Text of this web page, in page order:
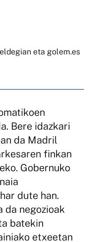
eta golem.es
Bere idazkari
da Madril
finkan
Gobernuko
dute han.
da negozioak
batekin
etxeetan